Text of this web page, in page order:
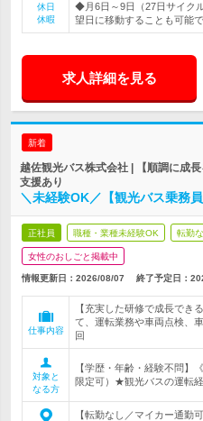
休日
休暇
◆月6日～9日（27日サイク
望日に移動することも可能
求人詳細を見る
新着
越佐観光バス株式会社 | 【順調に成
支援あり
＼未経験OK／【観光バス乗務
正社員 職種・業種未経験OK 転勤
女性のおしごと掲載中
情報更新日：2026/08/07 終了予定日：
仕事内容
【充実した研修で成長でき
て、運転業務や車両点検、
回
対象と
なる方
【学歴・年齢・経験不問】
限定可）★観光バスの運転
【転勤なし／マイカー通勤